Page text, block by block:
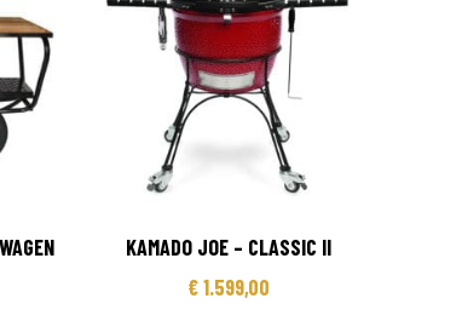
KAMADO JOE – CLASSIC II
€1.599,00